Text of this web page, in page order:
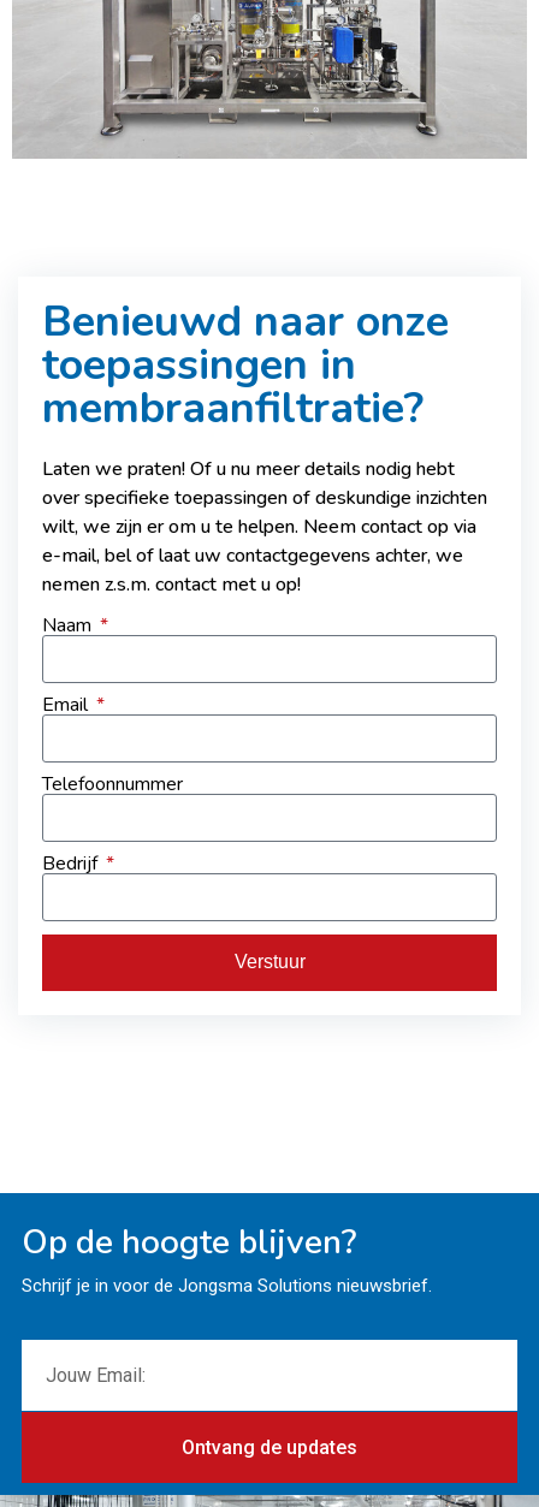
Benieuwd naar onze
toepassingen in
membraanfiltratie?
Laten we praten! Of u nu meer details nodig hebt
over specifieke toepassingen of deskundige inzichten
wilt, we zijn er om u te helpen. Neem contact op via
e-mail, bel of laat uw contactgegevens achter, we
nemen z.s.m. contact met u op!
Naam
Email
Telefoonnummer
Bedrijf
Verstuur
Op de hoogte blijven?
Schrijf je in voor de Jongsma Solutions nieuwsbrief.
Ontvang de updates